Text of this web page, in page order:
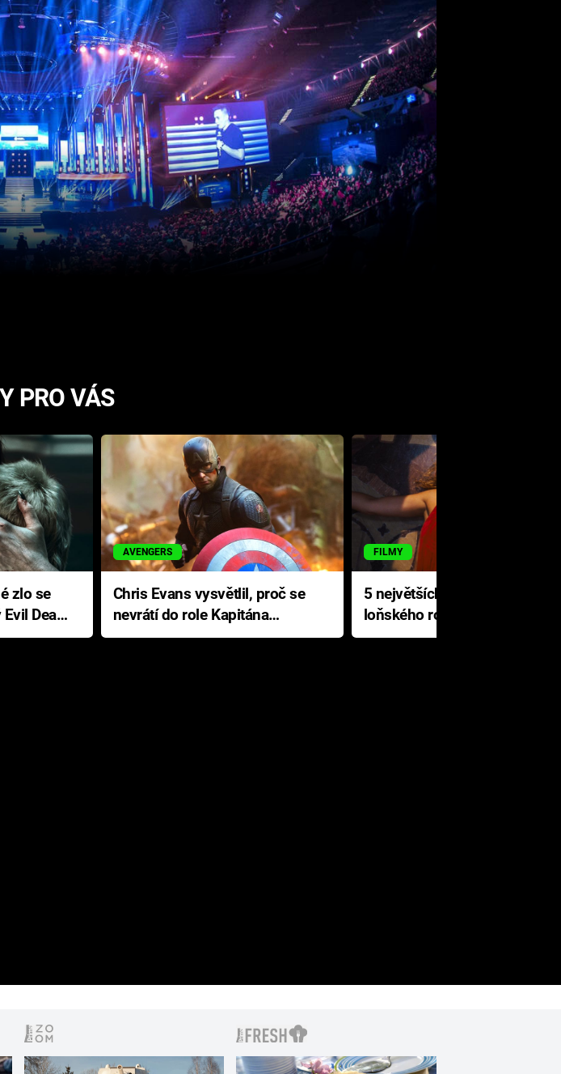
PRO VÁS
Dead
AVENGERS
Chris Evans vysvětlil, proč se
nevrátí do role Kapitána
Ameriky
FILMY
5 největších propadáků
loňského roku: Disney na
jediné katastrofě prodělal 200